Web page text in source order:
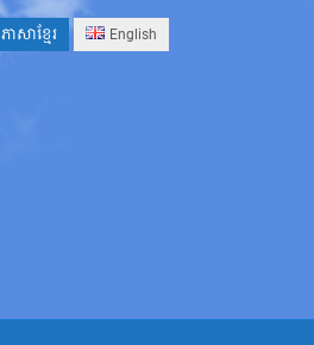
ភាសាខ្មែរ English